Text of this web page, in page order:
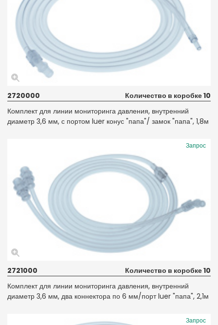
2720000
Количество в коробке 10
Комплект для линии мониторинга давления, внутренний
диаметр 3,6 мм, с портом luer конус "папа"/ замок "папа", 1,8м
Запрос
2721000
Количество в коробке 10
Комплект для линии мониторинга давления, внутренний
диаметр 3,6 мм, два коннектора по 6 мм/порт luer "папа", 2,1м
Запрос